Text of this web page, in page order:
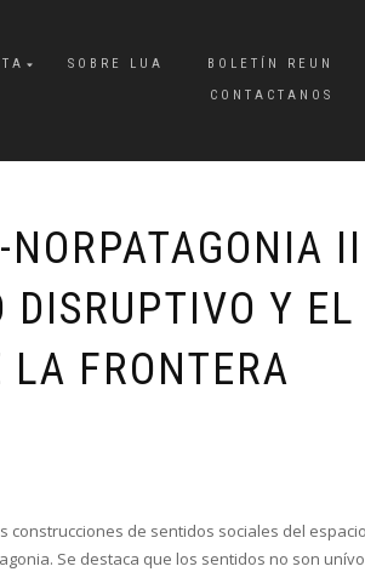
SOBRE LUA
BOLETÍN REUN
CONTACTANOS
DISRUPTIVO Y EL
LA FRONTERA
construcciones de sentidos sociales del espacio
Se destaca que los sentidos no son